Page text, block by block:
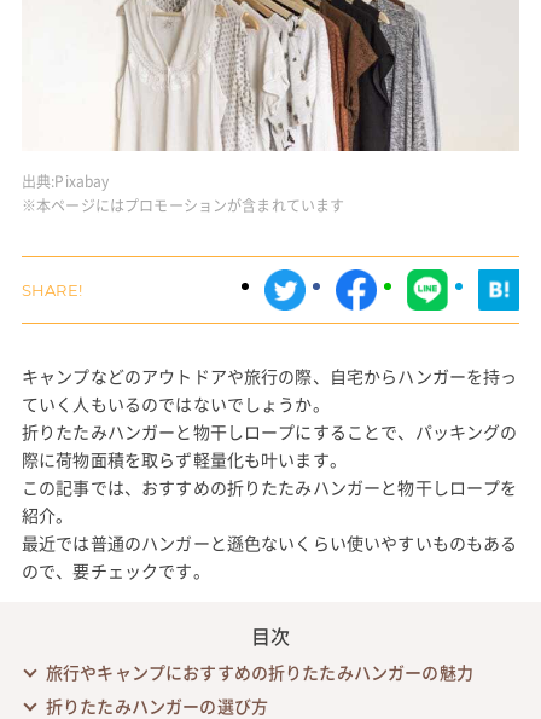
出典:Pixabay
※本ページにはプロモーションが含まれています
キャンプなどのアウトドアや旅行の際、自宅からハンガーを持っ
ていく人もいるのではないでしょうか。
折りたたみハンガーと物干しロープにすることで、パッキングの
際に荷物面積を取らず軽量化も叶います。
この記事では、おすすめの折りたたみハンガーと物干しロープを
紹介。
最近では普通のハンガーと遜色ないくらい使いやすいものもある
ので、要チェックです。
目次
旅行やキャンプにおすすめの折りたたみハンガーの魅力
折りたたみハンガーの選び方